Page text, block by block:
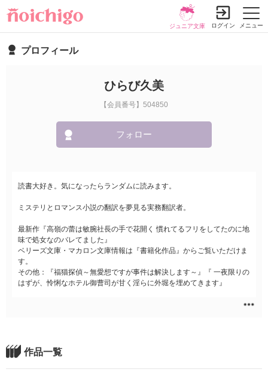
メニュー
ジュニア文庫 ログイン
プロフィール
ひらび久美
【会員番号】504850
フォロー
読書大好き。気になったらランダムに読みます。
ミステリとロマンス小説の翻訳を夢見る実務翻訳者。
最新作『高嶺の蕾は敏腕社長の手で花開く 慣れてるフリをしてたのに地
味で処女なのバレてました』
ベリーズ文庫・マカロン文庫情報は『書籍化作品』からご覧いただけま
す。
その他：『福猫探偵～無愛想ですが事件は解決します～』『 一夜限りの
はずが、怜悧なホテル御曹司が甘く淫らに外堀を埋めてきます』
作品一覧